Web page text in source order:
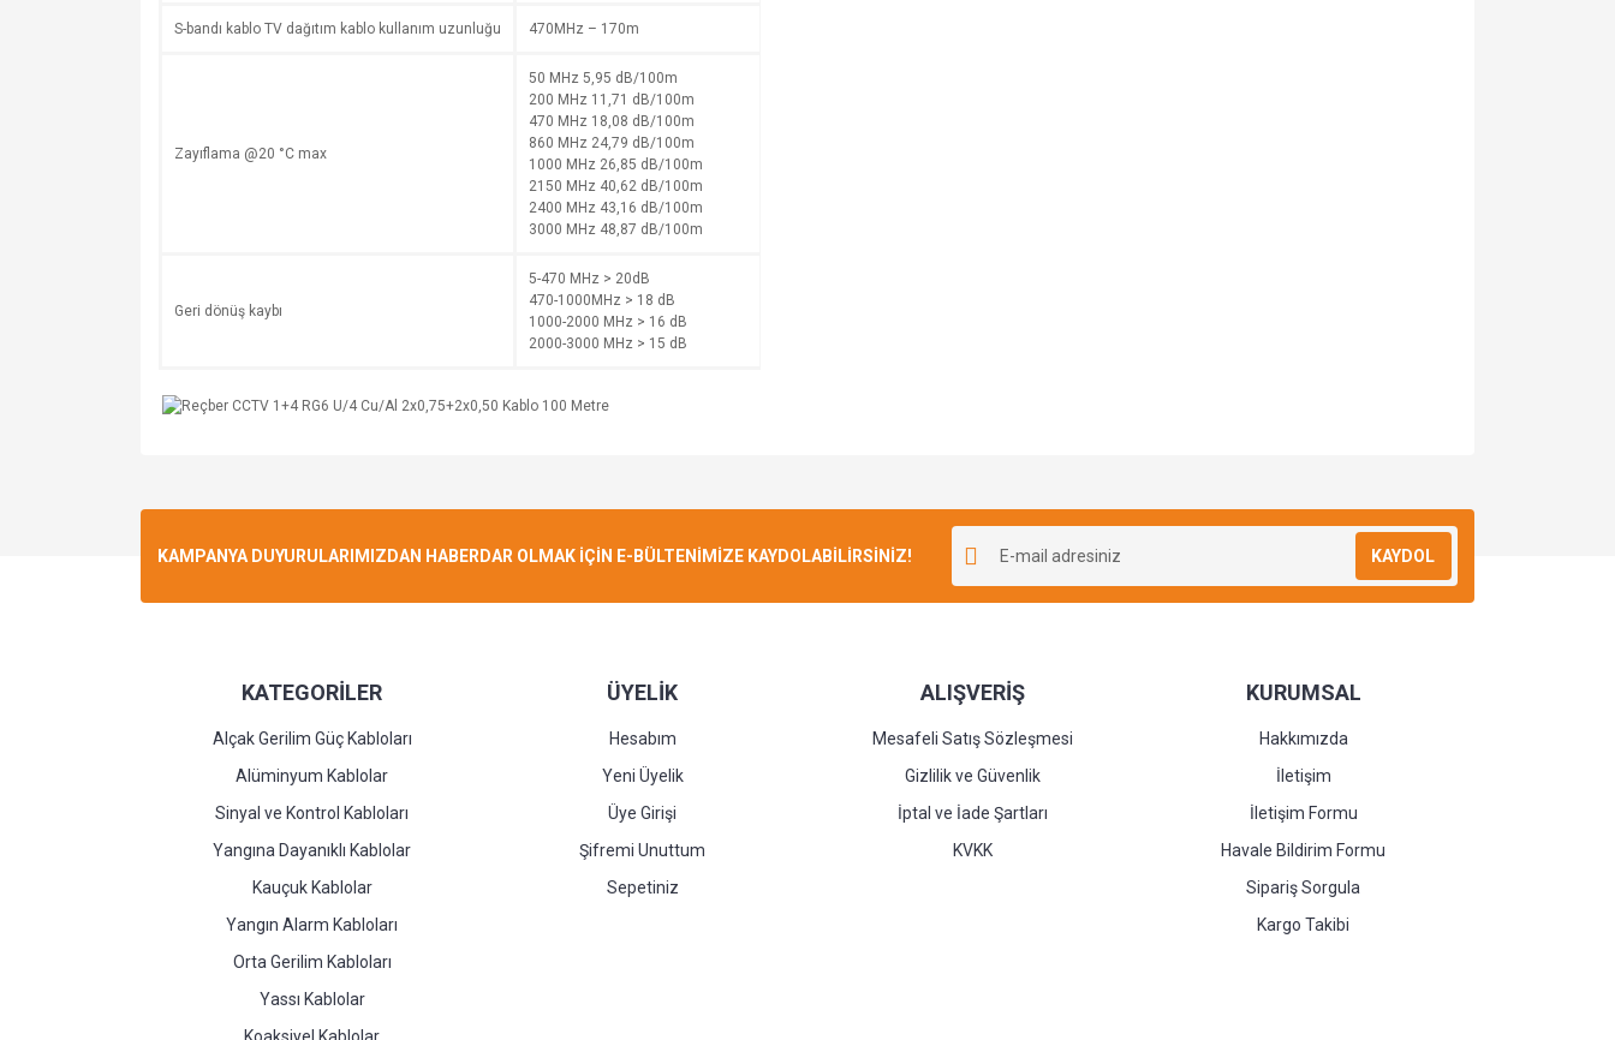
S-bandı kablo TV dağıtım kablo kullanım uzunluğu 470MHz – 170m
Zayıflama @20 °C max
50 MHz 5,95 dB/100m
200 MHz 11,71 dB/100m
470 MHz 18,08 dB/100m
860 MHz 24,79 dB/100m
1000 MHz 26,85 dB/100m
2150 MHz 40,62 dB/100m
2400 MHz 43,16 dB/100m
3000 MHz 48,87 dB/100m
Geri dönüş kaybı
5-470 MHz > 20dB
470-1000MHz > 18 dB
1000-2000 MHz > 16 dB
2000-3000 MHz > 15 dB
KAMPANYA DUYURULARIMIZDAN HABERDAR OLMAK İÇİN E-BÜLTENİMİZE KAYDOLABİLİRSİNİZ! KAYDOL
KATEGORİLER
Alçak Gerilim Güç Kabloları
Alüminyum Kablolar
Sinyal ve Kontrol Kabloları
Yangına Dayanıklı Kablolar
Kauçuk Kablolar
Yangın Alarm Kabloları
Orta Gerilim Kabloları
Yassı Kablolar
ÜYELİK
Hesabım
Yeni Üyelik
Üye Girişi
Şifremi Unuttum
Sepetiniz
ALIŞVERİŞ
Mesafeli Satış Sözleşmesi
Gizlilik ve Güvenlik
İptal ve İade Şartları
KVKK
KURUMSAL
Hakkımızda
İletişim
İletişim Formu
Havale Bildirim Formu
Sipariş Sorgula
Kargo Takibi